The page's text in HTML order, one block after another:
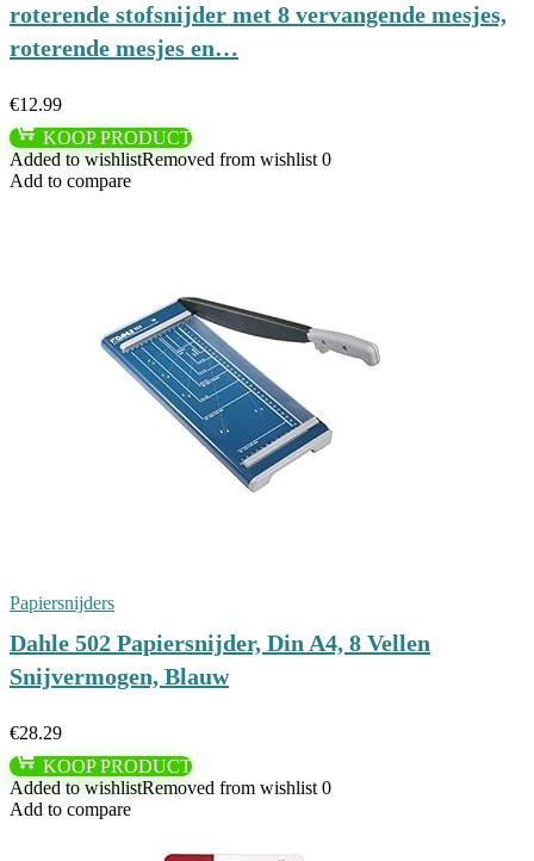
roterende stofsnijder met 8 vervangende mesjes,
roterende mesjes en…
€12.99
KOOP PRODUCT
Added to wishlistRemoved from wishlist 0
Add to compare
Papiersnijders
Dahle 502 Papiersnijder, Din A4, 8 Vellen
Snijvermogen, Blauw
€28.29
KOOP PRODUCT
Added to wishlistRemoved from wishlist 0
Add to compare